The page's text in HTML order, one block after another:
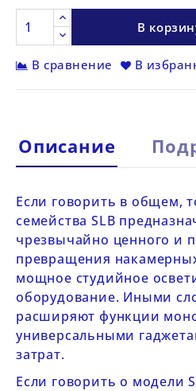
В
В сравнение В
Описание
Если говорить в общем,
семействаSLB
чрезвычайно ценного и
превращения
мощное студийное
оборудование. Иными
расширяют функции
универсальными
затрат.
Если говорить о модели